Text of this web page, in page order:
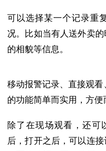
可以选择某一个记录重
况。比如当有人送外卖
的相貌等信息。
移动报警记录、直接观
的功能简单而实用，方便
除了在现场观看，还可
后，打开之后，可以连